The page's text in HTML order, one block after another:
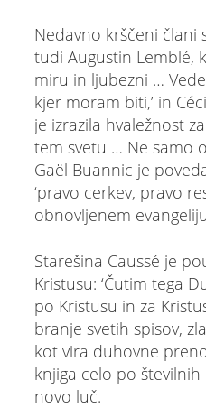
Nedavno krščeni člani
tudi Augustin Lemblé,
miru in ljubezni …
kjer moram biti,’ in
je izrazila hvaležnost
tem svetu … Ne samo
Gaël Buannic je
‘pravo cerkev, pravo
obnovljenem
Starešina Caussé je
Kristusu: ‘Čutim tega
po Kristusu in za
branje svetih spisov,
kot vira duhovne
knjiga celo po
novo luč.